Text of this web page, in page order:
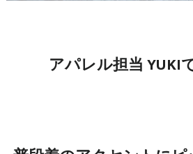
アパレル担当 YUKI